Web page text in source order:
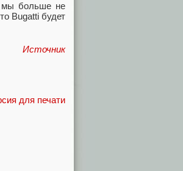
мы больше не
Bugatti будет
Источник
для печати